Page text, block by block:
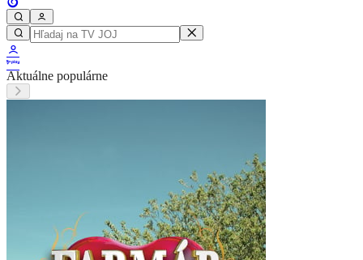
Aktuálne populárne